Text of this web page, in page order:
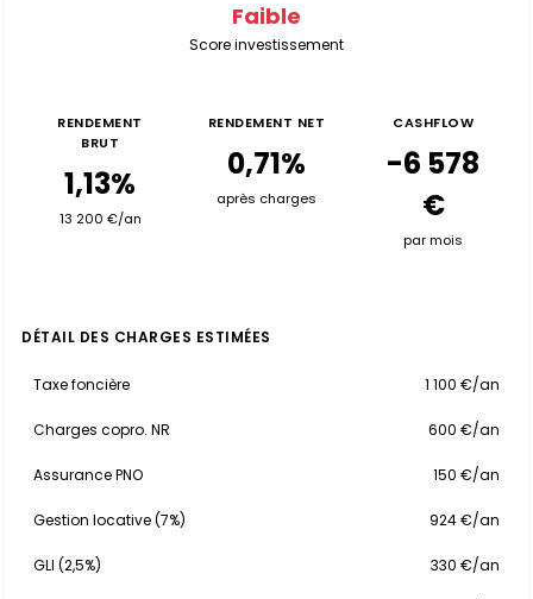
Faible
Score investissement
RENDEMENT
BRUT
1,13%
13 200 €/an
RENDEMENT NET
0,71%
après charges
CASHFLOW
-6 578
€
par mois
DÉTAIL DES CHARGES ESTIMÉES
Taxe foncière 1 100 €/an
Charges copro. NR 600 €/an
Assurance PNO 150 €/an
Gestion locative (7%) 924 €/an
GLI (2,5%) 330 €/an